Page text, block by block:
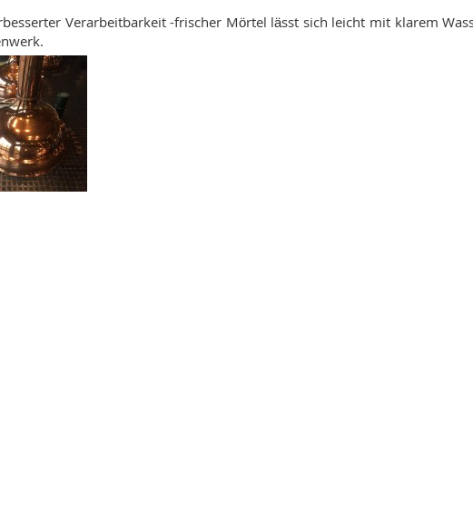
Verarbeitbarkeit -frischer Mörtel lässt sich leicht mit klarem